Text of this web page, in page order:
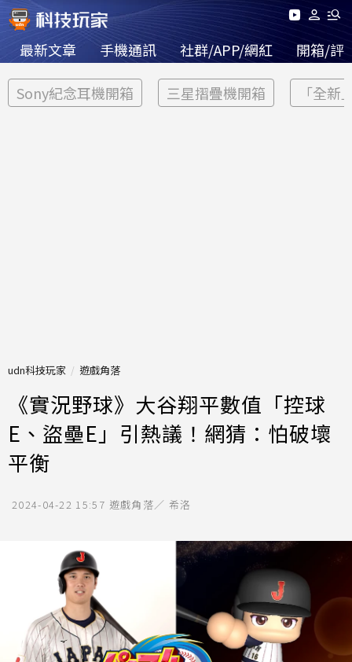
最新文章 手機通訊 社群/APP/網紅 開箱/評
Sony紀念耳機開箱 三星摺疊機開箱 「全新
udn科技玩家 遊戲角落
《實況野球》大谷翔平數值「控球
E、盜壘E」引熱議！網猜：怕破壞
平衡
2024-04-22 15:57 遊戲角落／ 希洛